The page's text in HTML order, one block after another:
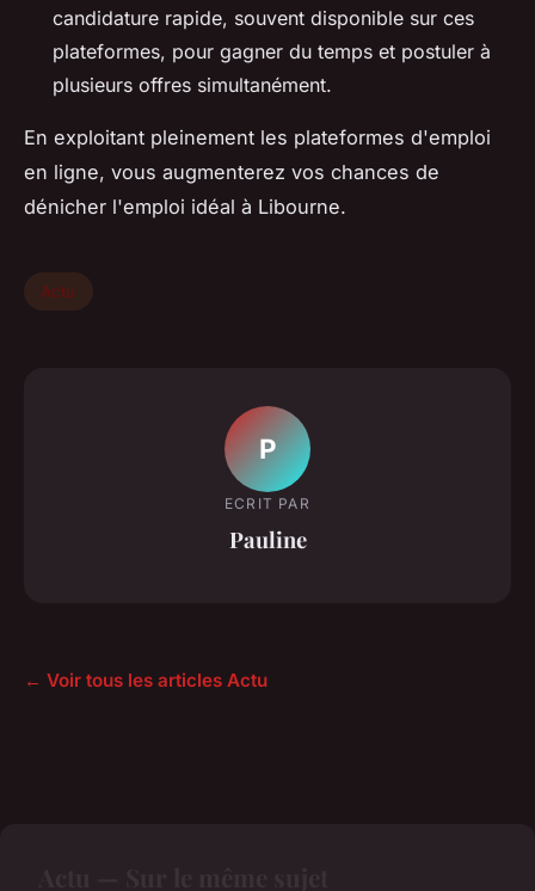
candidature rapide, souvent disponible sur ces
plateformes, pour gagner du temps et postuler à
plusieurs offres simultanément.
En exploitant pleinement les plateformes d'emploi
en ligne, vous augmenterez vos chances de
dénicher l'emploi idéal à Libourne.
Actu
P
ECRIT PAR
Pauline
← Voir tous les articles Actu